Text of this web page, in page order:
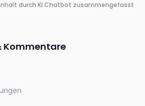
durch KI Chatbot zusammengefasst
Kommentare